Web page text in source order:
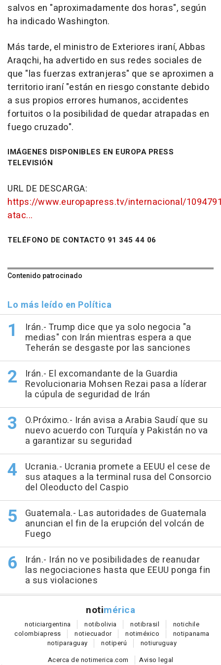
salvos en "aproximadamente dos horas", según
ha indicado Washington.
Más tarde, el ministro de Exteriores iraní, Abbas
Araqchi, ha advertido en sus redes sociales de
que "las fuerzas extranjeras" que se aproximen a
territorio iraní "están en riesgo constante debido
a sus propios errores humanos, accidentes
fortuitos o la posibilidad de quedar atrapadas en
fuego cruzado".
IMÁGENES DISPONIBLES EN EUROPA PRESS
TELEVISIÓN
URL DE DESCARGA:
https://www.europapress.tv/internacional/
atac...
TELÉFONO DE CONTACTO 91 345 44 06
Contenido patrocinado
Lo más leído en Política
Irán.- Trump dice que ya solo negocia "a
medias" con Irán mientras espera a que
Teherán se desgaste por las sanciones
Irán.- El excomandante de la Guardia
Revolucionaria Mohsen Rezai pasa a líderar
la cúpula de seguridad de Irán
O.Próximo.- Irán avisa a Arabia Saudí que su
nuevo acuerdo con Turquía y Pakistán no va
a garantizar su seguridad
Ucrania.- Ucrania promete a EEUU el cese de
sus ataques a la terminal rusa del Consorcio
del Oleoducto del Caspio
Guatemala.- Las autoridades de Guatemala
anuncian el fin de la erupción del volcán de
Fuego
Irán.- Irán no ve posibilidades de reanudar
las negociaciones hasta que EEUU ponga fin
a sus violaciones
notimérica
noticiargentina notibolivia notibrasil notichile
colombiapress notiecuador notiméxico notipanama
notiparaguay notiperú notiuruguay
Acerca de notimerica.com
Aviso legal